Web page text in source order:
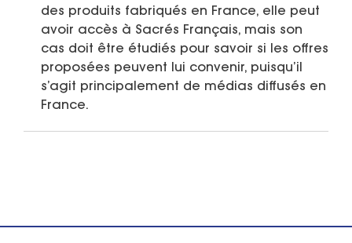
des produits fabriqués en France, elle peut
avoir accès à Sacrés Français, mais son
cas doit être étudiés pour savoir si les offres
proposées peuvent lui convenir, puisqu’il
s’agit principalement de médias diffusés en
France.